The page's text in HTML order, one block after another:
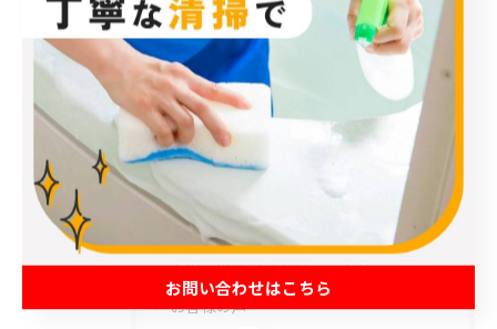
カテゴリー Categories
全てのカテゴリー
エアコン
春日部市のハウスクリーニング
草加市のハウスクリーニング
松伏町のハウスクリーニング
吉川市のハウスクリーニング
お客様の声
お問い合わせはこちら